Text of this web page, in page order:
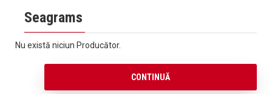
Seagrams
Nu există niciun Producător.
CONTINUĂ